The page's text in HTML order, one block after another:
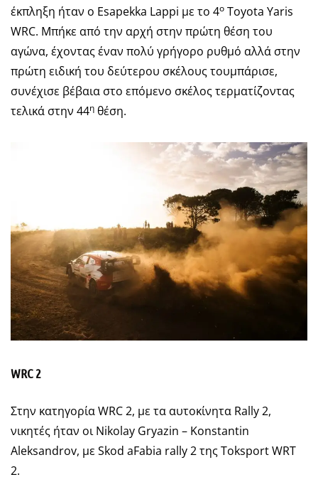
έκπληξη ήταν ο Esapekka Lappi με το 4ο Toyota Yaris
WRC. Μπήκε από την αρχή στην πρώτη θέση του
αγώνα, έχοντας έναν πολύ γρήγορο ρυθμό αλλά στην
πρώτη ειδική του δεύτερου σκέλους τουμπάρισε,
συνέχισε βέβαια στο επόμενο σκέλος τερματίζοντας
τελικά στην 44η θέση.
WRC 2
Στην κατηγορία WRC 2, με τα αυτοκίνητα Rally 2,
νικητές ήταν οι Nikolay Gryazin – Konstantin
Aleksandrov, με Skod aFabia rally 2 της Toksport WRT
2.